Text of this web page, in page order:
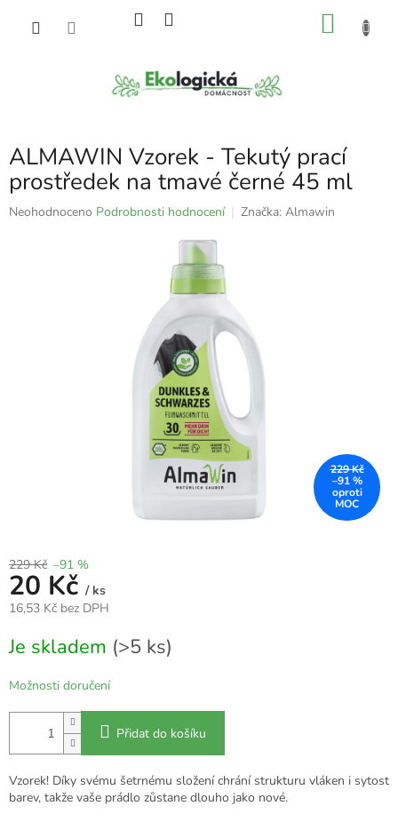
ALMAWIN Vzorek - Tekutý prací
prostředek na tmavé černé 45 ml
Průměrné
Neohodnoceno Podrobnosti hodnocení Značka: Almawin
229 Kč
–91 %
229 Kč –91 %
20 Kč / ks
16,53 Kč bez DPH
cena:
Je skladem (>5 ks)
Možnosti doručení
Přidat do košíku
Vzorek! Díky svému šetrnému složení chrání strukturu vláken i sytost
barev, takže vaše prádlo zůstane dlouho jako nové.